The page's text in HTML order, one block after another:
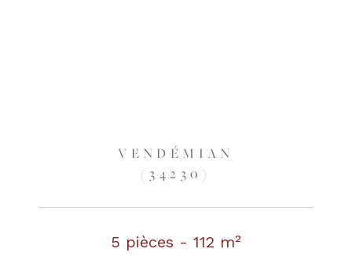
VENDÉMIAN
(34230)
5 pièces - 112 m²